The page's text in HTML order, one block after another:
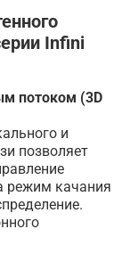
Infini
потоком (3D
и
позволяет
режим качания